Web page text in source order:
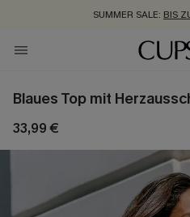
SUMMER SALE: BIS
ZUM NEWSLETTER:BIS ZU -
KOSTENLOSER
Blaues Top mit
33,99 €